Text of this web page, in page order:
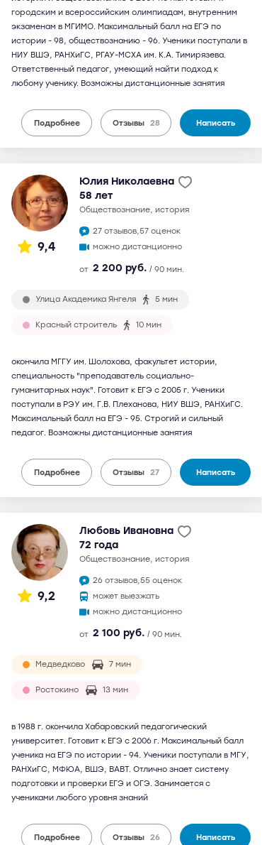
городским и всероссийским олимпиадам, внутренним
экзаменам в МГИМО. Максимальный балл на ЕГЭ по
истории - 98, обществознанию - 96. Ученики поступали в
НИУ ВШЭ, РАНХиГС, РГАУ-МСХА им. К.А. Тимирязева.
Ответственный педагог, умеющий найти подход к
любому ученику. Возможны дистанционные занятия
Подробнее Отзывы 28 Написать
9,4
Юлия Николаевна
58 лет
обществознание, история
27 отзывов,57 оценок
можно дистанционно
от 2 200 руб. / 90 мин.
Улица Академика Янгеля 5 мин
Красный строитель 10 мин
окончила МГГУ им. Шолохова, факультет истории,
специальность "преподаватель социально-
гуманитарных наук". Готовит к ЕГЭ с 2005 г. Ученики
поступали в РЭУ им. Г.В. Плеханова, НИУ ВШЭ, РАНХиГС.
Максимальный балл на ЕГЭ - 95. Строгий и сильный
педагог. Возможны дистанционные занятия
Подробнее Отзывы 27 Написать
9,2
Любовь Ивановна
72 года
обществознание, история
26 отзывов,55 оценок
может выезжать
можно дистанционно
от 2 100 руб. / 90 мин.
Медведково 7 мин
Ростокино 13 мин
в 1988 г. окончила Хабаровский педагогический
университет. Готовит к ЕГЭ с 2006 г. Максимальный балл
ученика на ЕГЭ по истории - 94. Ученики поступали в МГУ,
РАНХиГС, МФЮА, ВШЭ, ВАВТ. Отлично знает систему
подготовки и проверки ЕГЭ и ОГЭ. Занимается с
учениками любого уровня знаний
Подробнее Отзывы 26 Написать